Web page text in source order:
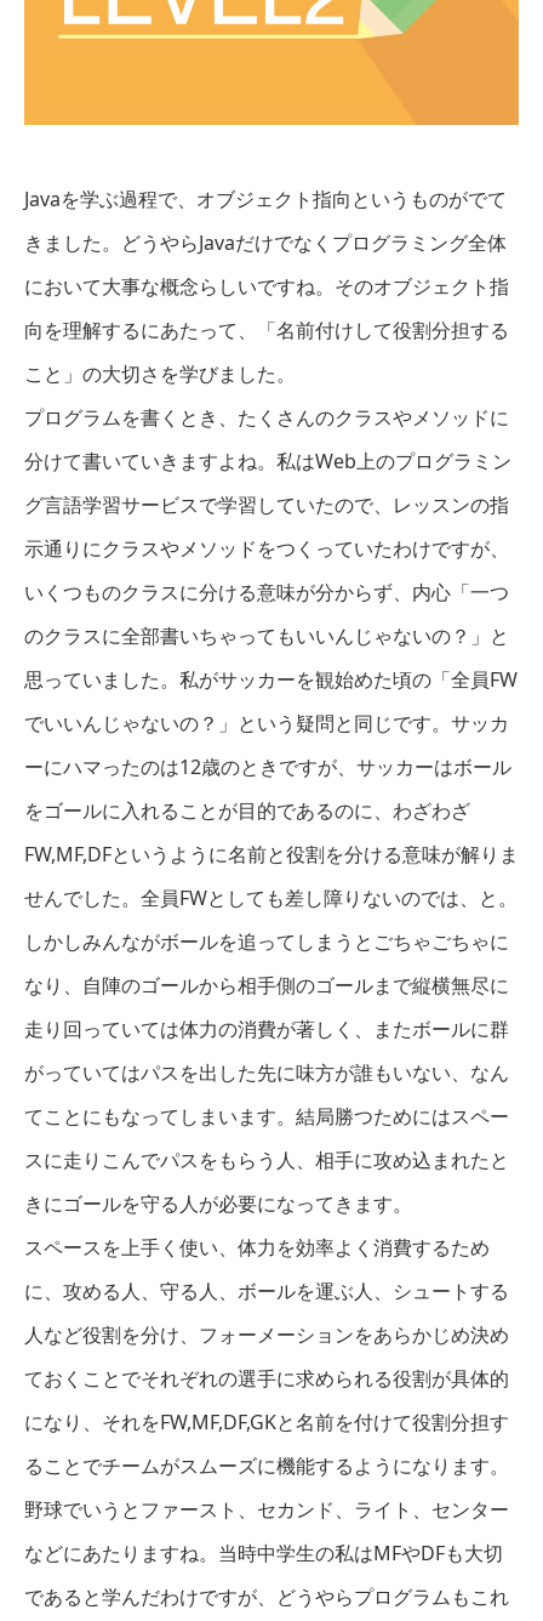
Javaを学ぶ過程で、オブジェクト指向というものがでて
きました。どうやらJavaだけでなくプログラミング全体
において大事な概念らしいですね。そのオブジェクト指
向を理解するにあたって、「名前付けして役割分担する
こと」の大切さを学びました。
プログラムを書くとき、たくさんのクラスやメソッドに
分けて書いていきますよね。私はWeb上のプログラミン
グ言語学習サービスで学習していたので、レッスンの指
示通りにクラスやメソッドをつくっていたわけですが、
いくつものクラスに分ける意味が分からず、内心「一つ
のクラスに全部書いちゃってもいいんじゃないの？」と
思っていました。私がサッカーを観始めた頃の「全員FW
でいいんじゃないの？」という疑問と同じです。サッカ
ーにハマったのは12歳のときですが、サッカーはボール
をゴールに入れることが目的であるのに、わざわざ
FW,MF,DFというように名前と役割を分ける意味が解りま
せんでした。全員FWとしても差し障りないのでは、と。
しかしみんながボールを追ってしまうとごちゃごちゃに
なり、自陣のゴールから相手側のゴールまで縦横無尽に
走り回っていては体力の消費が著しく、またボールに群
がっていてはパスを出した先に味方が誰もいない、なん
てことにもなってしまいます。結局勝つためにはスペー
スに走りこんでパスをもらう人、相手に攻め込まれたと
きにゴールを守る人が必要になってきます。
スペースを上手く使い、体力を効率よく消費するため
に、攻める人、守る人、ボールを運ぶ人、シュートする
人など役割を分け、フォーメーションをあらかじめ決め
ておくことでそれぞれの選手に求められる役割が具体的
になり、それをFW,MF,DF,GKと名前を付けて役割分担す
ることでチームがスムーズに機能するようになります。
野球でいうとファースト、セカンド、ライト、センター
などにあたりますね。当時中学生の私はMFやDFも大切
であると学んだわけですが、どうやらプログラムもこれ